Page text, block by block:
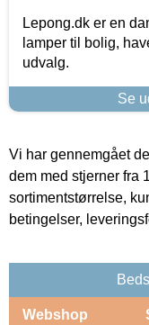
Lepong.dk er en
lamper til bolig,
udvalg.
Se
Vi har gennemgået
dem med stjerner fra
sortimentstørrelse,
betingelser,
Webshop